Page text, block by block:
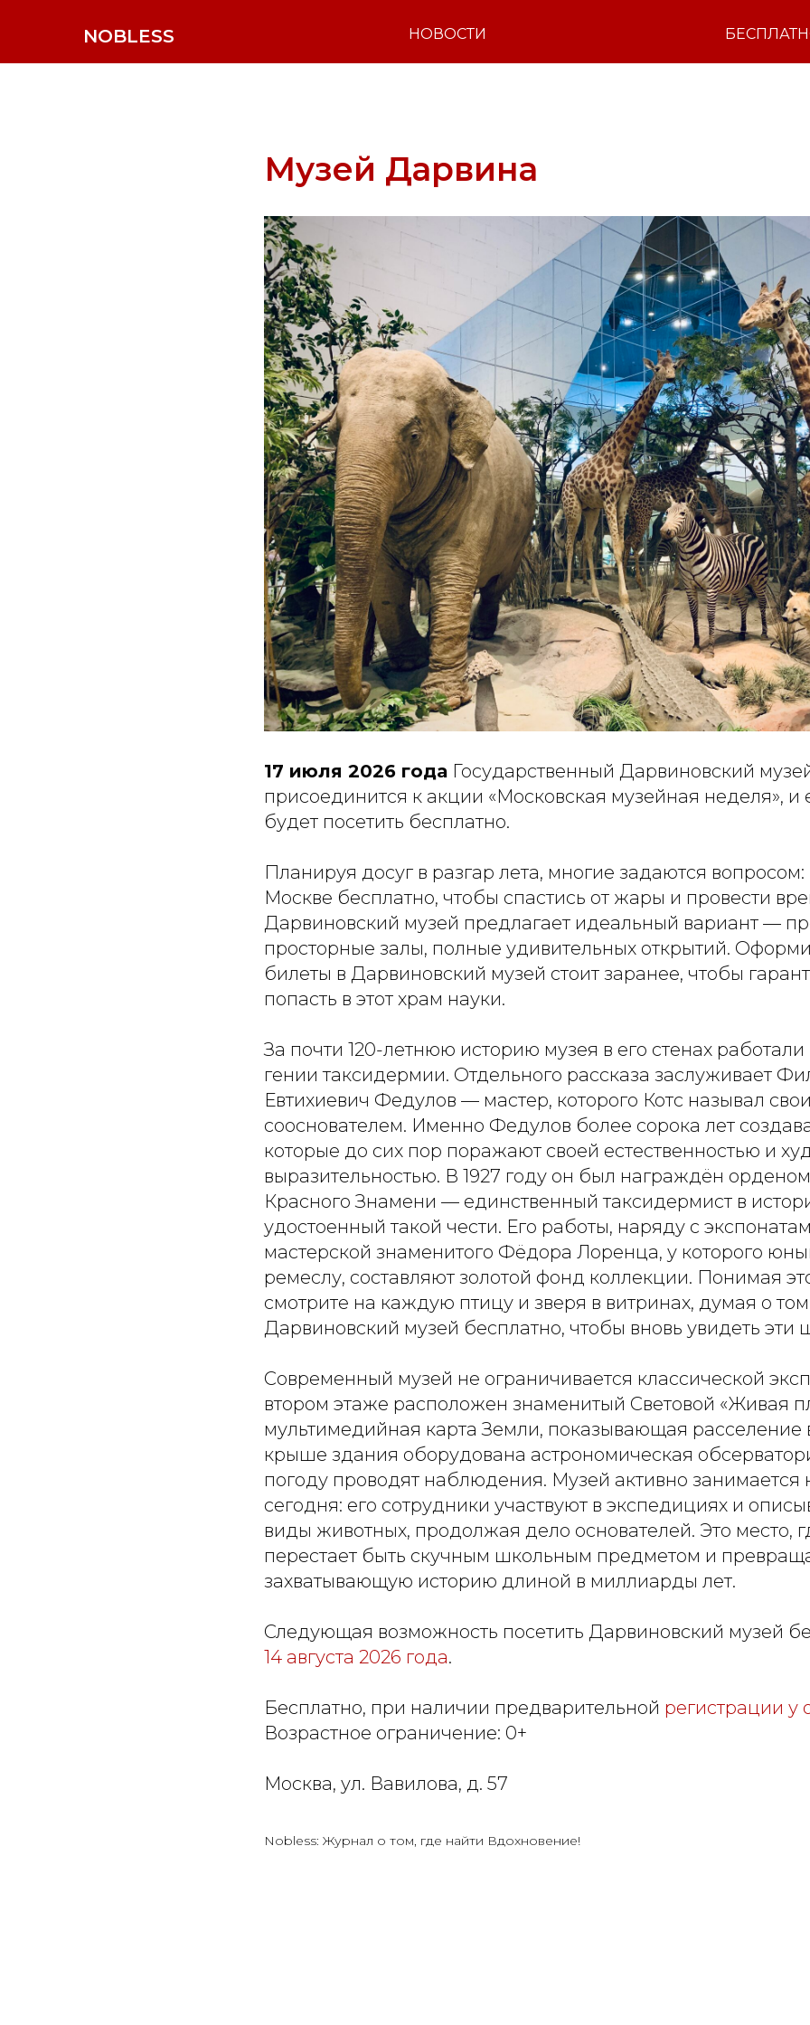
NOBLESS НОВОСТИ
Музей Дарвина
17 июля 2026 года Государственный Дарвиновский
присоединится к акции «Московская музейная неделя», и
будет посетить бесплатно.
Планируя досуг в разгар лета, многие задаются вопросом:
Москве бесплатно, чтобы спастись от жары и провести
Дарвиновский музей предлагает идеальный вариант —
просторные залы, полные удивительных открытий.
билеты в Дарвиновский музей стоит заранее, чтобы
попасть в этот храм науки.
За почти 120-летнюю историю музея в его стенах
гении таксидермии. Отдельного рассказа заслуживает
Евтихиевич Федулов — мастер, которого Котс называл
сооснователем. Именно Федулов более сорока лет
которые до сих пор поражают своей естественностью и
выразительностью. В 1927 году он был награждён
Красного Знамени — единственный таксидермист в
удостоенный такой чести. Его работы, наряду с
мастерской знаменитого Фёдора Лоренца, у которого
ремеслу, составляют золотой фонд коллекции. Понимая
смотрите на каждую птицу и зверя в витринах, думая о
Дарвиновский музей бесплатно, чтобы вновь увидеть эти
Современный музей не ограничивается классической
втором этаже расположен знаменитый Световой «Живая
мультимедийная карта Земли, показывающая расселение
крыше здания оборудована астрономическая
погоду проводят наблюдения. Музей активно занимается
сегодня: его сотрудники участвуют в экспедициях и
виды животных, продолжая дело основателей. Это место,
перестает быть скучным школьным предметом и
захватывающую историю длиной в миллиарды лет.
Следующая возможность посетить Дарвиновский музей
14 августа 2026 года.
Бесплатно, при наличии предварительной регистрации у
Возрастное ограничение: 0+
Москва, ул. Вавилова, д. 57
Nobless: Журнал о том, где найти Вдохновение!